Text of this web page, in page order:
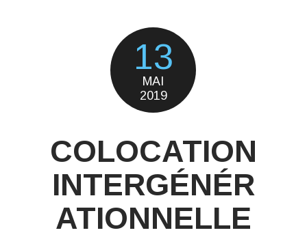
13
MAI
2019
COLOCATION
INTERGÉNÉR
ATIONNELLE